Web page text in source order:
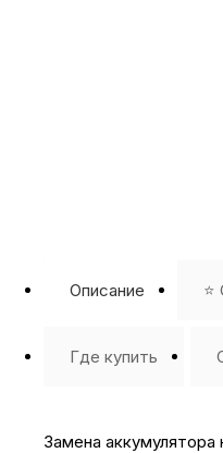
Описание
Где купить
Замена аккумулятора